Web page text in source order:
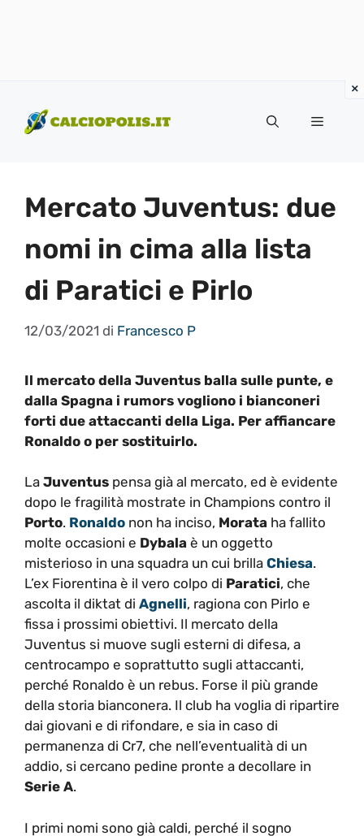
contenuto
Menu
Mercato Juventus: due
nomi in cima alla lista
di Paratici e Pirlo
12/03/2021 di Francesco P
Il mercato della Juventus balla sulle punte, e
dalla Spagna i rumors vogliono i bianconeri
forti due attaccanti della Liga. Per affiancare
Ronaldo o per sostituirlo.
La Juventus pensa già al mercato, ed è evidente
dopo le fragilità mostrate in Champions contro il
Porto. Ronaldo non ha inciso, Morata ha fallito
molte occasioni e Dybala è un oggetto
misterioso in una squadra un cui brilla Chiesa.
L’ex Fiorentina è il vero colpo di Paratici, che
ascolta il diktat di Agnelli, ragiona con Pirlo e
fissa i prossimi obiettivi. Il mercato della
Juventus si muove sugli esterni di difesa, a
centrocampo e soprattutto sugli attaccanti,
perché Ronaldo è un rebus. Forse il più grande
della storia bianconera. Il club ha voglia di ripartire
dai giovani e di rifondare, e sia in caso di
permanenza di Cr7, che nell’eventualità di un
addio, si cercano pedine pronte a decollare in
Serie A.
I primi nomi sono già caldi, perché il sogno